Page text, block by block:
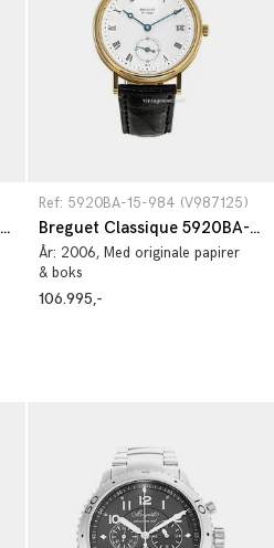
Breguet Classique 7787BB-12-9V6
Ref: 5920BA-15-984 (V987125)
Breguet Classique 5920BA-15-984
År: 2006, Med originale papirer
& boks
106.995,-